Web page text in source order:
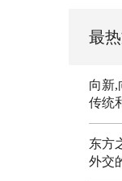
最
向新,
传统
东方
外交